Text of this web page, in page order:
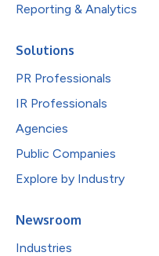
Reporting & Analytics
Solutions
PR Professionals
IR Professionals
Agencies
Public Companies
Explore by Industry
Newsroom
Industries